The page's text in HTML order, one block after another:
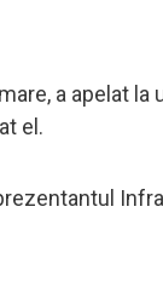
a apelat
el.